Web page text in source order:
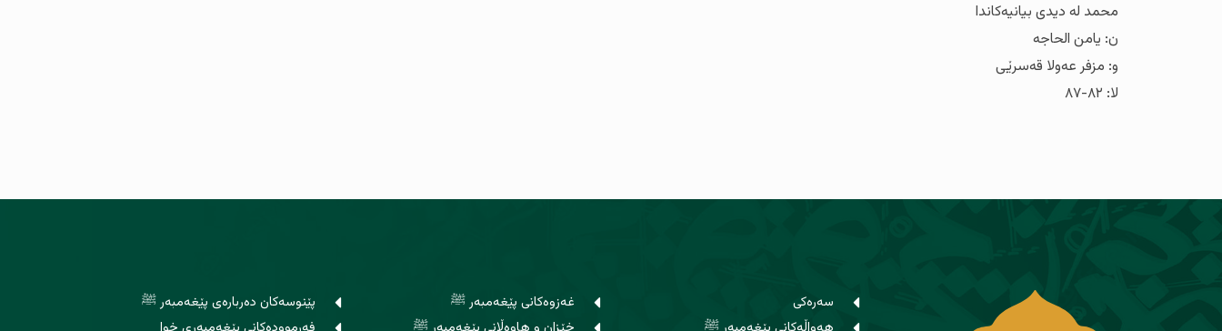
محمد لە دیدی بیانیەکاندا
ن: یامن الحاجە
و: مزفر عەولا قەسرێی
لا: ۸۲-۸۷
سەرەکی
غەزوەکانی پێغەمبەر ﷺ
پێنوسه‌كان ده‌رباره‌ی پێغەمبەر ﷺ